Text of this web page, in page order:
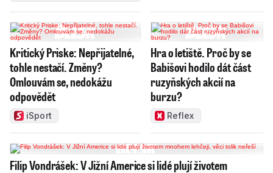
Kritický Priske: Nepřijatelné,
tohle nestačí. Změny?
Omlouvám se, nedokážu
odpovědět
iSport
Hra o letiště. Proč by se
Babišovi hodilo dát část
ruzyňských akcií na
burzu?
Reflex
Filip Vondrášek: V Jižní Americe si lidé plují životem